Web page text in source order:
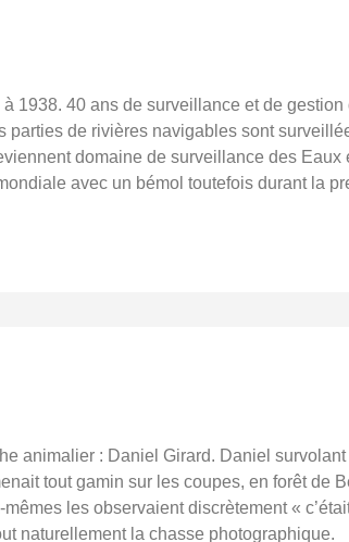
1938. 40 ans de surveillance et de
parties de rivières navigables sont
domaine de surveillance des
avec un bémol toutefois durant la
animalier : Daniel Girard. Daniel
tout gamin sur les coupes, en forêt de
les observaient discrètement «
naturellement la chasse photographique.